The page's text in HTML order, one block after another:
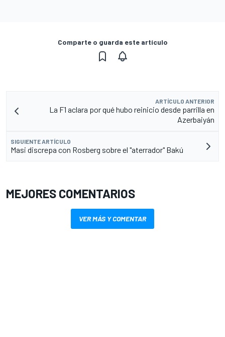
Comparte o guarda este artículo
ARTÍCULO ANTERIOR
La F1 aclara por qué hubo reinicio desde parrilla en
Azerbaiyán
SIGUIENTE ARTÍCULO
Masi discrepa con Rosberg sobre el "aterrador" Bakú
MEJORES COMENTARIOS
VER MÁS Y COMENTAR